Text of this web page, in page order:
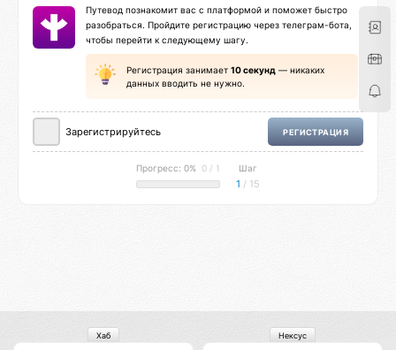
Путевод познакомит вас с платформой и поможет быстро
разобраться. Пройдите регистрацию через телеграм-бота,
чтобы перейти к следующему шагу.
Регистрация занимает 10 секунд — никаких
данных вводить не нужно.
Зарегистрируйтесь РЕГИСТРАЦИЯ
Прогресс: 0% 0 / 1 Шаг
1 / 15
Хаб Нексус